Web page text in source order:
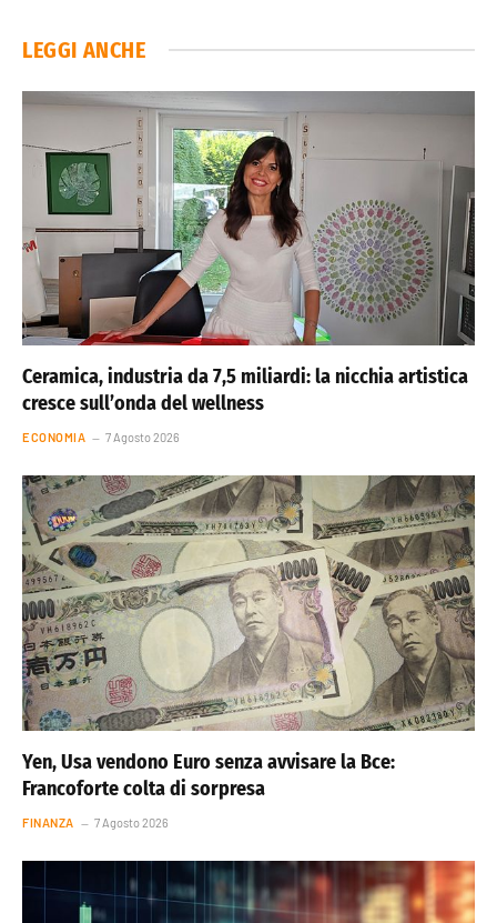
LEGGI ANCHE
Ceramica, industria da 7,5 miliardi: la nicchia artistica
cresce sull’onda del wellness
ECONOMIA 7 Agosto 2026
Yen, Usa vendono Euro senza avvisare la Bce:
Francoforte colta di sorpresa
FINANZA 7 Agosto 2026